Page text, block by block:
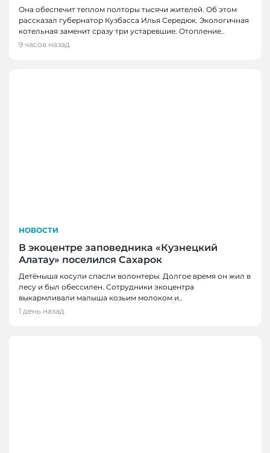
Она обеспечит теплом полторы тысячи жителей. Об этом
рассказал губернатор Кузбасса Илья Середюк. Экологичная
котельная заменит сразу три устаревшие. Отопление..
9 часов назад
НОВОСТИ
В экоцентре заповедника «Кузнецкий
Алатау» поселился Сахарок
Детёныша косули спасли волонтеры. Долгое время он жил в
лесу и был обессилен. Сотрудники экоцентра
выкармливали малыша козьим молоком и..
1 день назад